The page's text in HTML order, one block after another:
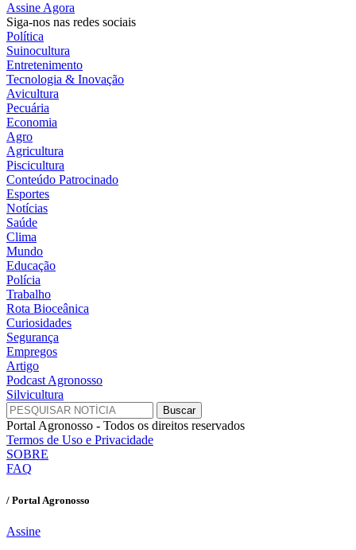
Assine Agora
Siga-nos nas redes sociais
Política
Suinocultura
Entretenimento
Tecnologia & Inovação
Avicultura
Pecuária
Economia
Agro
Agricultura
Piscicultura
Conteúdo Patrocinado
Esportes
Notícias
Saúde
Clima
Mundo
Educação
Polícia
Trabalho
Rota Bioceânica
Curiosidades
Segurança
Empregos
Artigo
Podcast Agronosso
Silvicultura
Portal Agronosso - Todos os direitos reservados
Termos de Uso e Privacidade
SOBRE
FAQ
/ Portal Agronosso
Assine